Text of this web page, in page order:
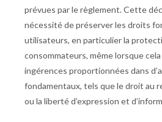
prévues par le règlement. Cette
nécessité de préserver les droits
utilisateurs, en particulier la
consommateurs, même lorsque
ingérences proportionnées dans
fondamentaux, tels que le droit au
ou la liberté d’expression et